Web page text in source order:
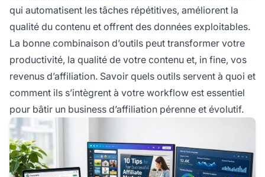
qui automatisent les tâches répétitives, améliorent la
qualité du contenu et offrent des données exploitables.
La bonne combinaison d’outils peut transformer votre
productivité, la qualité de votre contenu et, in fine, vos
revenus d’affiliation. Savoir quels outils servent à quoi et
comment ils s’intègrent à votre workflow est essentiel
pour bâtir un business d’affiliation pérenne et évolutif.